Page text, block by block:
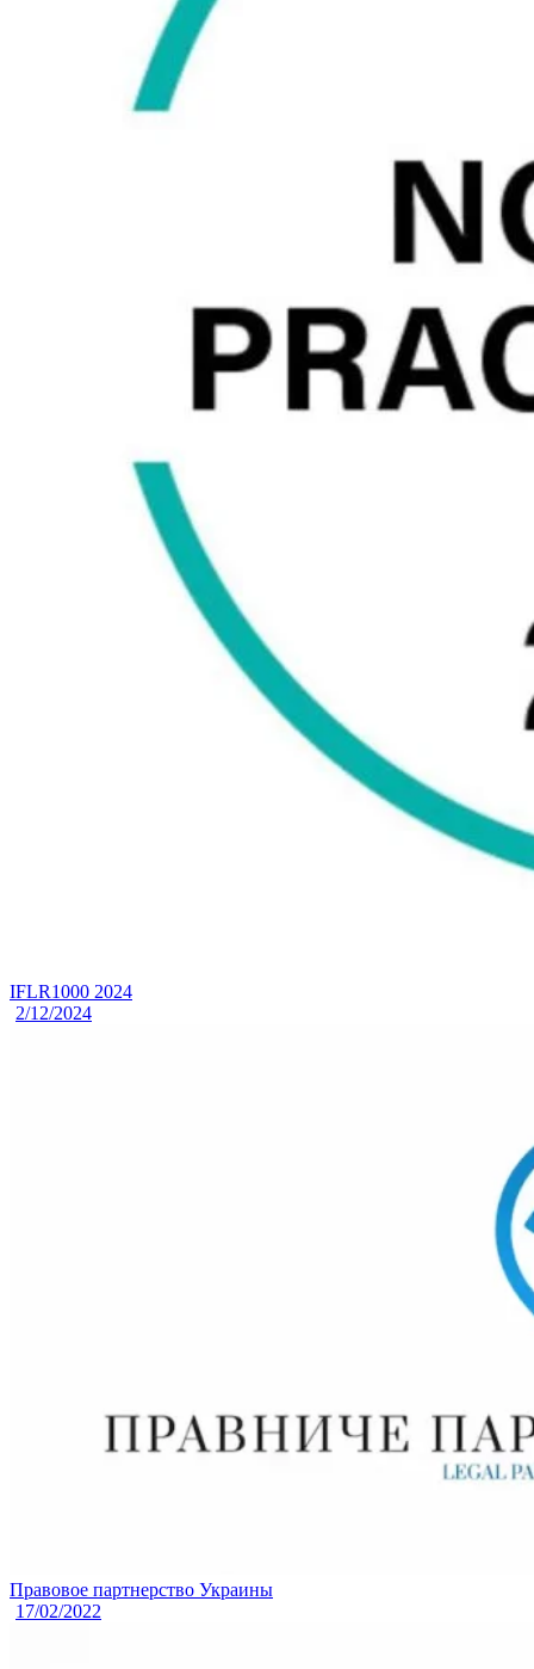
IFLR1000 2024
2/12/2024
Правовое партнерство Украины
17/02/2022